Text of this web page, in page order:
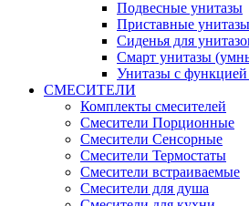
Подвесные унитазы
Приставные унитазы
Сиденья для
Смарт унитазы
Унитазы с функцией
СМЕСИТЕЛИ
Комплекты смесителей
Смесители Порционные
Смесители Сенсорные
Смесители Термостаты
Смесители встраиваемые
Смесители для душа